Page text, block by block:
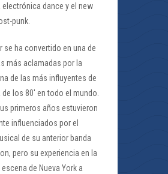
electrónica dance y el new
punk.
se ha convertido en una de
más aclamadas por la
de las más influyentes de
de los 80′ en todo el mundo.
primeros años estuvieron
influenciados por el
de su anterior banda
pero su experiencia en la
de Nueva York a